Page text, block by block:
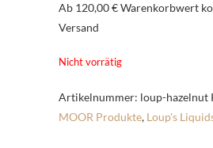
Ab 120,00 € Warenkorbwert
Versand
Nicht vorrätig
Artikelnummer: loup-hazelnut
MOOR Produkte, Loup's